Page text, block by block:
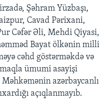
Şəhram Yüzbaşı,
Cavad Pərixani,
Cəfər Əli, Mehdi Qiyasi,
Bayat ölkənin milli
cəhd göstərməkdə və
ümumi asayişi
azərbaycanlı
açıqlanmayıb.